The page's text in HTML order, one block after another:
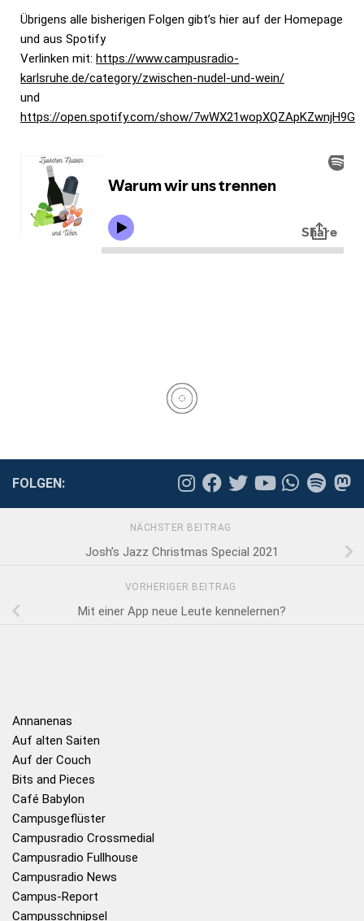
Übrigens alle bisherigen Folgen gibt’s hier auf der Homepage
und aus Spotify
Verlinken mit: https://www.campusradio-
karlsruhe.de/category/zwischen-nudel-und-wein/
und
https://open.spotify.com/show/7wWX21wopXQZApKZwnjH9G
FOLGEN:
NÄCHSTER BEITRAG
Josh’s Jazz Christmas Special 2021
VORHERIGER BEITRAG
Mit einer App neue Leute kennelernen?
Annanenas
Auf alten Saiten
Auf der Couch
Bits and Pieces
Café Babylon
Campusgeflüster
Campusradio Crossmedial
Campusradio Fullhouse
Campusradio News
Campus-Report
Campusschnipsel